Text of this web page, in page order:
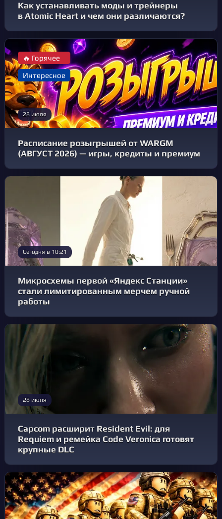
Как устанавливать моды и трейнеры
в Atomic Heart и чем они различаются?
🔥 Горячее
Интересное
28 июля
Расписание розыгрышей от WARGM
(АВГУСТ 2026) — игры, кредиты и премиум
Сегодня в 10:21
Микросхемы первой «Яндекс Станции»
стали лимитированным мерчем ручной
работы
28 июля
Capcom расширит Resident Evil: для
Requiem и ремейка Code Veronica готовят
крупные DLC